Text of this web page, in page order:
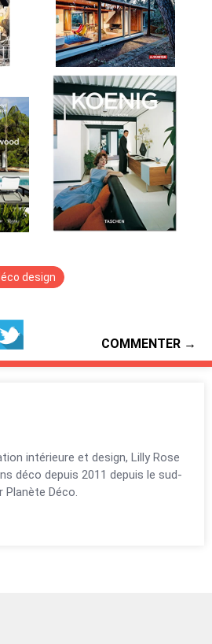
design
COMMENTER →
intérieure et design, Lilly Rose
déco depuis 2011 depuis le sud-
Planète Déco.